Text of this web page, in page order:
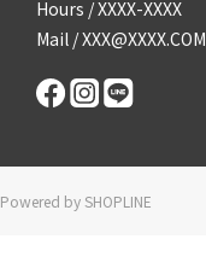
Hours / XXXX-XXXX
Mail / XXX@XXXX.COM
Powered by SHOPLINE